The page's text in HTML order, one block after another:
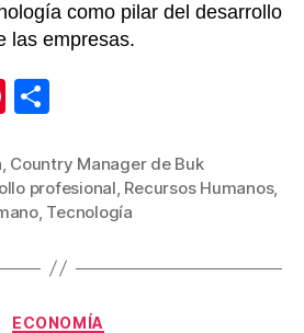
como pilar del desarrollo
las empresas.
Pi
er
e
m
p
tir
Country Manager de Buk
profesional Recursos Humanos,
, Tecnología
Categorías
ECONOMÍA